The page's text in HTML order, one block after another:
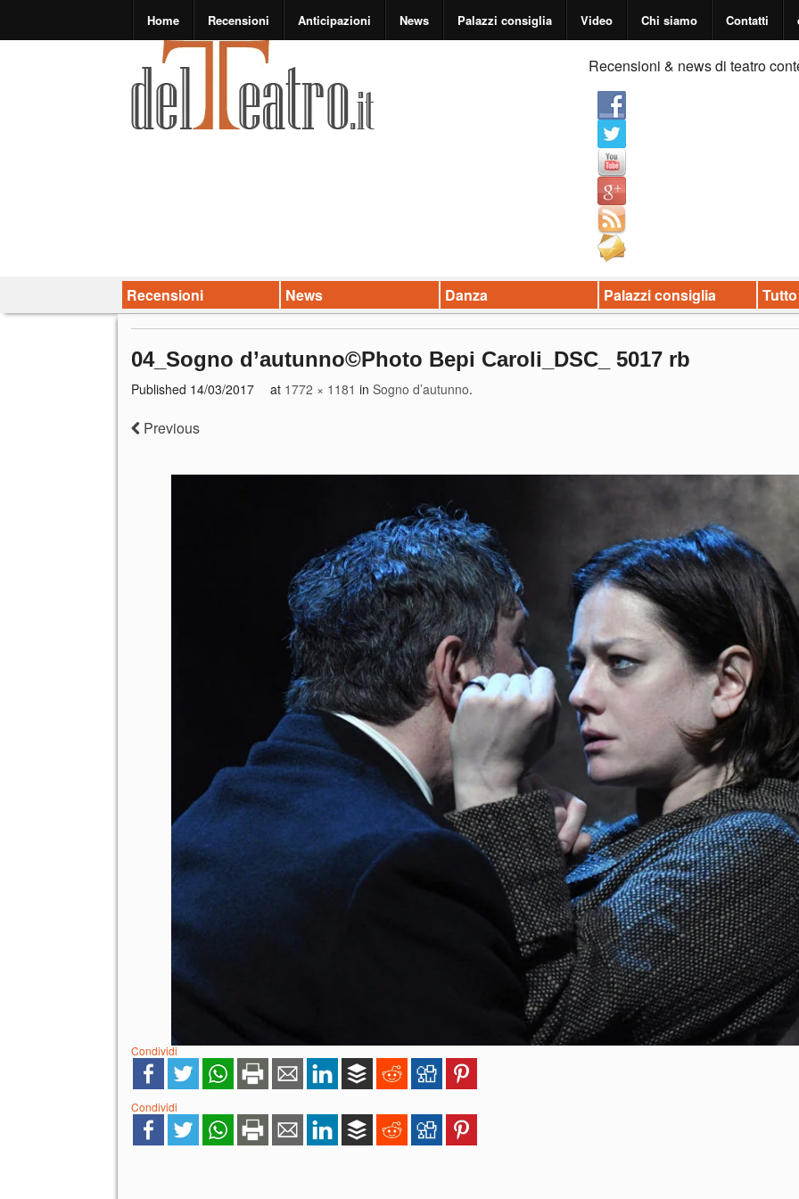
Home Recensioni Anticipazioni News Palazzi consiglia Video Chi siamo Contatti
Recensioni & news di teatro
Recensioni News Danza Palazzi consiglia
04_Sogno d’autunno©Photo Bepi Caroli_DSC_ 5017 rb
Published 14/03/2017 at 1772 × 1181 in Sogno d’autunno.
Previous
Condividi
Condividi